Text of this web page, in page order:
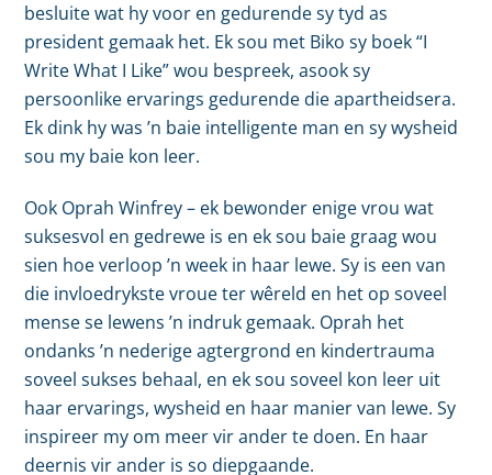
besluite wat hy voor en gedurende sy tyd as
president gemaak het. Ek sou met Biko sy boek “I
Write What I Like” wou bespreek, asook sy
persoonlike ervarings gedurende die apartheidsera.
Ek dink hy was ’n baie intelligente man en sy wysheid
sou my baie kon leer.
Ook Oprah Winfrey – ek bewonder enige vrou wat
suksesvol en gedrewe is en ek sou baie graag wou
sien hoe verloop ’n week in haar lewe. Sy is een van
die invloedrykste vroue ter wêreld en het op soveel
mense se lewens ’n indruk gemaak. Oprah het
ondanks ’n nederige agtergrond en kindertrauma
soveel sukses behaal, en ek sou soveel kon leer uit
haar ervarings, wysheid en haar manier van lewe. Sy
inspireer my om meer vir ander te doen. En haar
deernis vir ander is so diepgaande.